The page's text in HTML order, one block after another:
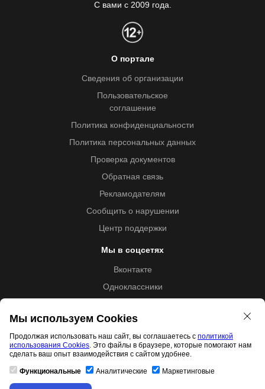
С вами с 2009 года.
О портале
Сведения об организации
Пользовательское
соглашение
Политика конфиденциальности
Политика персональных данных
Проверка документов
Обратная связь
Рекламодателям
Сообщить о нарушении
Центр поддержки
Мы в соцсетях
Вконтакте
Одноклассники
Образовательная лицензия №5257 от 09.09.2020 (Л035-
01253-67/00192487)
Мы используем Cookies
Продолжая использовать наш сайт, вы соглашаетесь с политикой
использования Cookies. Это файлы в браузере, которые помогают нам
сделать ваш опыт взаимодействия с сайтом удобнее.
Функциональные Аналитические Маркетинговые